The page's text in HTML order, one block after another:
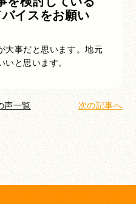
イスをお願い
大事だと思います。地元
と思います。
声一覧 次の記事へ